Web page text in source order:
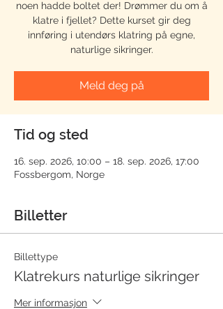
noen hadde boltet der! Drømmer du om å
klatre i fjellet? Dette kurset gir deg
innføring i utendørs klatring på egne,
naturlige sikringer.
Meld deg på
Tid og sted
16. sep. 2026, 10:00 – 18. sep. 2026, 17:00
Fossbergom, Norge
Billetter
Billettype
Klatrekurs naturlige sikringer
Mer informasjon